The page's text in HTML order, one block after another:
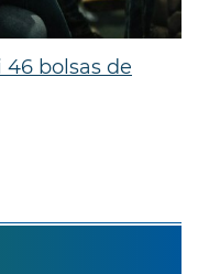
bolsas de